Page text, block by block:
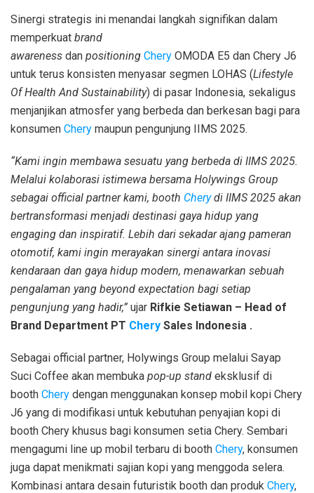
Sinergi strategis ini menandai langkah signifikan dalam
memperkuat brand
awareness dan positioning Chery OMODA E5 dan Chery J6
untuk terus konsisten menyasar segmen LOHAS (Lifestyle
Of Health And Sustainability) di pasar Indonesia, sekaligus
menjanjikan atmosfer yang berbeda dan berkesan bagi para
konsumen Chery maupun pengunjung IIMS 2025.
“Kami ingin membawa sesuatu yang berbeda di IIMS 2025.
Melalui kolaborasi istimewa bersama Holywings Group
sebagai official partner kami, booth Cherydi IIMS 2025 akan
bertransformasi menjadi destinasi gaya hidup yang
engaging dan inspiratif. Lebih dari sekadar ajang pameran
otomotif, kami ingin merayakan sinergi antara inovasi
kendaraan dan gaya hidup modern, menawarkan sebuah
pengalaman yang beyond expectation bagi setiap
pengunjung yang hadir,” ujar Rifkie Setiawan – Head of
Brand Department PT Chery Sales Indonesia .
Sebagai official partner, Holywings Group melalui Sayap
Suci Coffee akan membuka pop-up stand eksklusif di
booth Chery dengan menggunakan konsep mobil kopi Chery
J6 yang di modifikasi untuk kebutuhan penyajian kopi di
booth Chery khusus bagi konsumen setia Chery. Sembari
mengagumi line up mobil terbaru di booth Chery, konsumen
juga dapat menikmati sajian kopi yang menggoda selera.
Kombinasi antara desain futuristik booth dan produk Chery,